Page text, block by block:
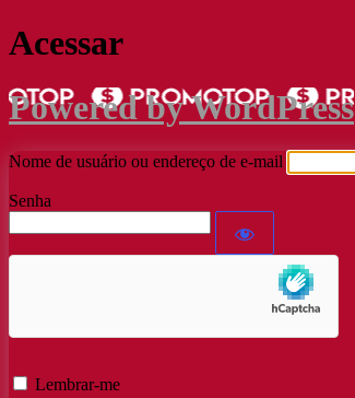
Acessar
Powered by WordPress
Nome de usuário ou endereço de e-mail
Senha
Lembrar-me